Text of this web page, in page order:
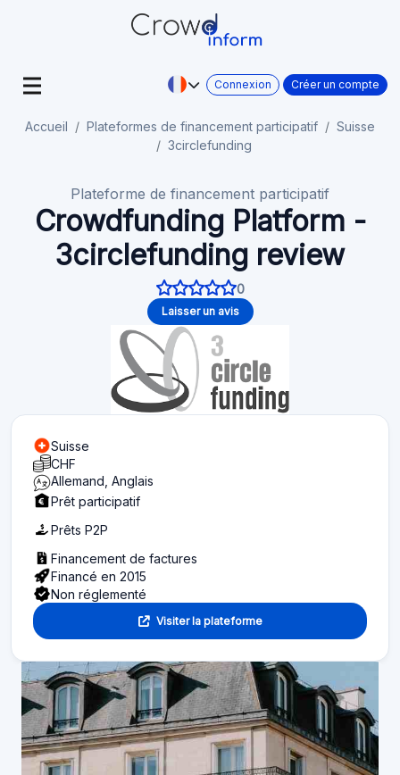
Connexion Créer un compte
Accueil Plateformes de financement participatif
Suisse
3circlefunding
Plateforme de financement participatif
Crowdfunding Platform -
3circlefunding review
0
Laisser un avis
Suisse
CHF
Allemand, Anglais
Prêt participatif
Prêts P2P
Financement de factures
Financé en 2015
Non réglementé
Visiter la plateforme